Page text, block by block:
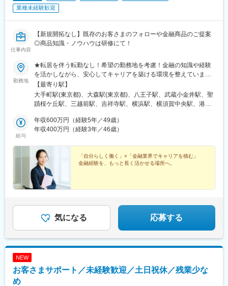
す。
３～５年に一度部門間の異動が発生し、ジョブローテーションに
より幅広く経験を重ね、トータルな保険の知識・経験を得ること
■評価体制：
社員一人一人の役割（職務）と責任を明確化し、達成感と公平性
を高めるため厳正かつ公平な評価システムを導入しており、評価
を通し自律型社員を創出する為に部下と上司で徹底したコミュニ
ケーションを図っていただきます。目標管理制度による業績評価
と人事考課制度による職務遂行評価にて評価されます。
業績評価：全社員がどの役割、責任を担っているかを明確するた
めに事業計画に基づいた個人目標を設定し、目標達成の度合いを
職務遂行評価：業績だけでの評価ではなく、プロセスも評価する
システムとなり、結果や成果に至った過程の職務遂行状況がどの
水準化を評価されます。
変更の範囲：会社の定める業務
業種未経験歓迎
仕事内容
【新規開拓なし】既存のお客さまのフォローや金融商品のご提案
◎商品知識・ノウハウは研修にて！
勤務地
★転居を伴う転勤なし！希望の勤務地を考慮！金融の知識や経験
を活かしながら、安心してキャリアを築ける環境を整えていま
す。◎年間休日120日以上／完全週休2日制（土日祝）◎17:10終
業（実働7時間20分）◎残業月20時間程度◎平均年収450万円／賞
与年2回◎育児・産前産後休業取得実績多数◎時短勤務制度あり
定■三大都市圏・東京都（本店営業部／大森支店／八王子支店／小
金井支店／多摩桜ケ丘支店／日本橋営業部／吉祥寺支店）・神奈
葉支店・松戸出張所）・愛知県（星ヶ丘支店・一宮支店）・岐阜
県（岐阜支店）・大阪府（枚方支店）・京都府（京都支店）・和
歌山県（和歌山支店）■三大都市圏以外・栃木県（宇都宮支店）・
静岡県（静岡支店）・山梨県（甲府支店）・福井県（福井支
店）・岡山県（岡山支店）・広島県（広島支店）・鳥取県（鳥取
【最寄り駅】
大手町駅(東京都)、大森駅(東京都)、八王子駅、武蔵小金井駅、聖
蹟桜ケ丘駅、三越前駅、吉祥寺駅、横浜駅、横須賀中央駅、港南
名鉄岐阜駅、枚方市駅、烏丸駅、和歌山市駅、東武宇都宮駅、新
静岡駅、甲府駅、福井城址大名町駅、岡山駅、紙屋町東駅、鳥取
森海岸駅、京王八王子駅、新日本橋駅、新高島駅、汐入駅、京成
千葉駅、名鉄一宮駅、岐阜駅、宮之阪駅、四条駅(京都市営)、静岡
駅、福井駅、岡山駅前駅、紙屋町西駅、西鉄福岡駅、平和通駅、
熊本城・市役所前駅、朝日通駅、二重橋前駅、日本橋駅(東京都)、
平沼橋駅、千葉駅、五条駅(京都市営)、日吉町駅、福井駅(福井
道町駅、天文館通駅
給与
年収600万円（経験5年／49歳）
年収400万円（経験3年／46歳）
「自分らしく働く」×「金融業界でキャリアを積む」
金融経験を、もっと長く活かせる場所へ。
気になる 応募する
NEW
お客さまサポート／未経験歓迎／土日祝休／残業少な
め